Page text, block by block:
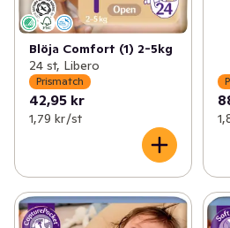
✓ Prismatch: Kött & Chark (41)
✓ Prismatch: Skafferi
✓ Prismatch: Barnmat, Blöjor &
Prismatch: Färdigmat & Mellanmål
✓ Prismatch: Hem & Hushåll (16)
✓ Prismatch: Glass, Godis &
✓ Prismatch: Babyvård &
Blöja Comfort (1) 2-5kg
24 st, Libero
Prismatch
42,95 kr
1,79 kr /st